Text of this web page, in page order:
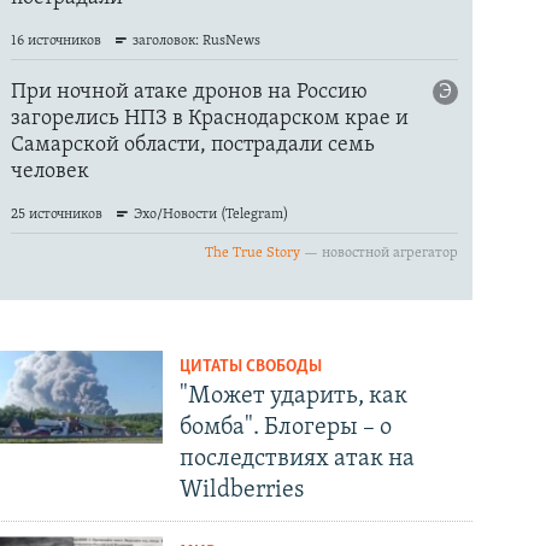
ЦИТАТЫ СВОБОДЫ
"Может ударить, как
бомба". Блогеры – о
последствиях атак на
Wildberries